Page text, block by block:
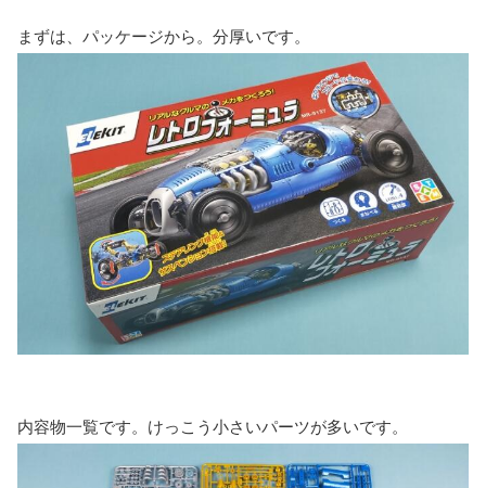
まずは、パッケージから。分厚いです。
内容物一覧です。けっこう小さいパーツが多いです。